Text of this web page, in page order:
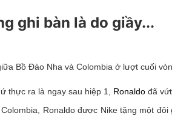
ghi bàn là do giầy...
Bồ Đào Nha và Colombia ở lượt cuối
thực ra là ngay sau hiệp 1, Ronaldo đã
Ronaldo được Nike tặng một